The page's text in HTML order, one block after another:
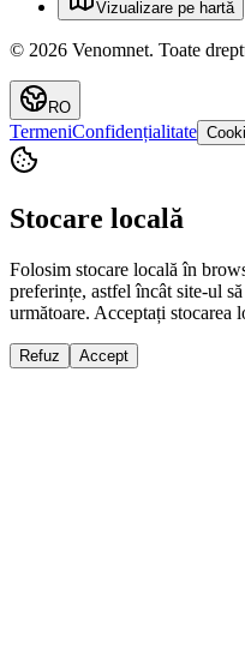
Vizualizare pe hartă
© 2026 Venomnet. Toate
RO
TermeniConfidențialitate
Stocare locală
Folosim stocare locală în
preferințe, astfel încât site-ul
următoare. Acceptați stocarea
Refuz Accept